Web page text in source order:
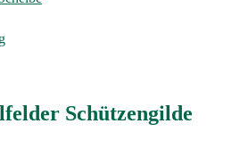
Schützengilde